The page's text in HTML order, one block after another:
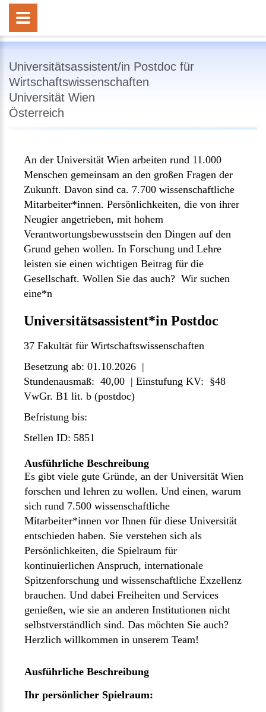
Universitätsassistent/in Postdoc für
Wirtschaftswissenschaften
Universität Wien
Österreich
An der Universität Wien arbeiten rund 11.000
Menschen gemeinsam an den großen Fragen der
Zukunft. Davon sind ca. 7.700 wissenschaftliche
Mitarbeiter*innen. Persönlichkeiten, die von ihrer
Neugier angetrieben, mit hohem
Verantwortungsbewusstsein den Dingen auf den
Grund gehen wollen. In Forschung und Lehre
leisten sie einen wichtigen Beitrag für die
Gesellschaft. Wollen Sie das auch? Wir suchen
eine*n
Universitätsassistent*in Postdoc
37 Fakultät für Wirtschaftswissenschaften
Besetzung ab: 01.10.2026 |
Stundenausmaß: 40,00 | Einstufung KV: §48
VwGr. B1 lit. b (postdoc)
Befristung bis:
Stellen ID: 5851
Ausführliche Beschreibung
Es gibt viele gute Gründe, an der Universität Wien
forschen und lehren zu wollen. Und einen, warum
sich rund 7.500 wissenschaftliche
Mitarbeiter*innen vor Ihnen für diese Universität
entschieden haben. Sie verstehen sich als
Persönlichkeiten, die Spielraum für
kontinuierlichen Anspruch, internationale
Spitzenforschung und wissenschaftliche Exzellenz
brauchen. Und dabei Freiheiten und Services
genießen, wie sie an anderen Institutionen nicht
selbstverständlich sind. Das möchten Sie auch?
Herzlich willkommen in unserem Team!
Ausführliche Beschreibung
Ihr persönlicher Spielraum: